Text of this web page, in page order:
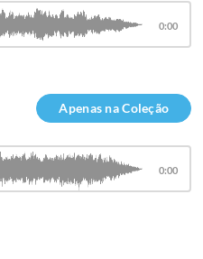
0:00
Apenas na Coleção
0:00